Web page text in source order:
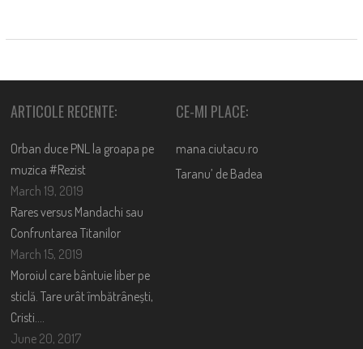
ARTICOLE RECENTE:
Orban duce PNL la groapa pe
muzica #Rezist
March 19, 2019
Rares versus Mandachi sau
Confruntarea Titanilor
March 15, 2019
Moroiul care bântuie liber pe
sticlă. Tare urât îmbătrânești,
Cristi….
June 20, 2017
CE-MI PLACE:
mana.ciutacu.ro
Taranu’ de Badea